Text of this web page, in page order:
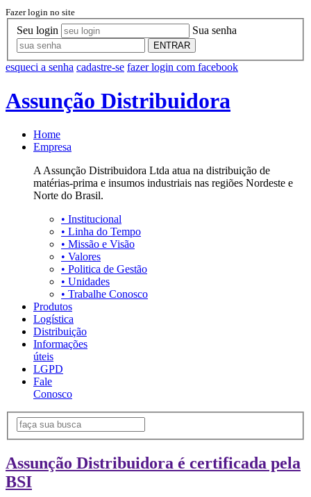
Fazer login no site
Seu login Sua senha
ENTRAR
esqueci a senha cadastre-se fazer login com facebook
Assunção Distribuidora
Home
Empresa
A Assunção Distribuidora Ltda atua na distribuição de
matérias-prima e insumos industriais nas regiões Nordeste e
Norte do Brasil.
• Institucional
• Linha do Tempo
• Missão e Visão
• Valores
• Politica de Gestão
• Unidades
• Trabalhe Conosco
Produtos
Logística
Distribuição
Informações
úteis
LGPD
Fale
Conosco
Assunção Distribuidora é certificada pela
BSI